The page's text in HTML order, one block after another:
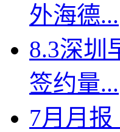
外海德...
8.3深圳
签约量...
7月月